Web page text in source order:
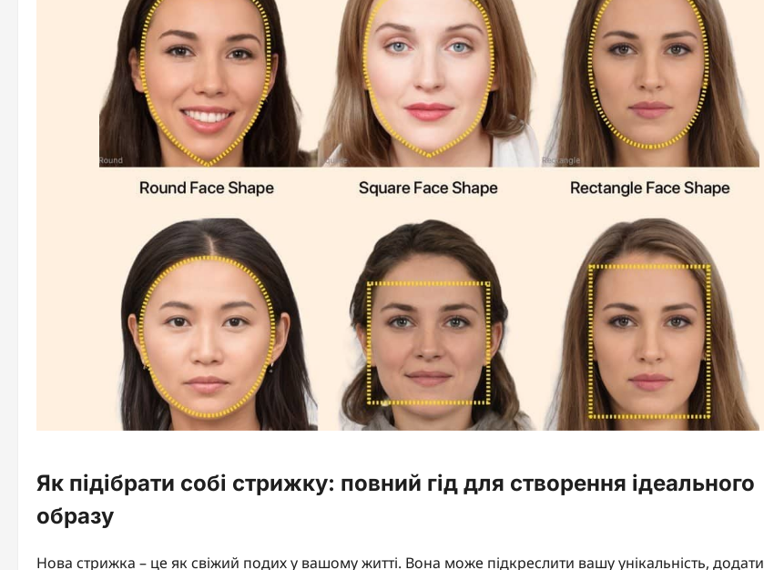
Як підібрати собі стрижку: повний гід для створення ідеального
образу
Нова стрижка – це як свіжий подих у вашому житті. Вона може підкреслити вашу унікальність, додати